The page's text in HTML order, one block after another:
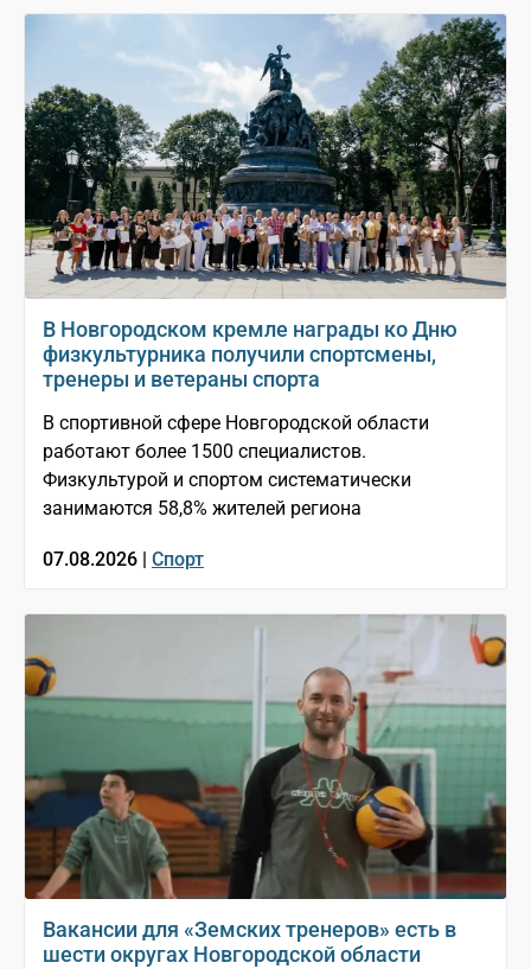
В Новгородском кремле награды ко Дню
физкультурника получили спортсмены,
тренеры и ветераны спорта
В спортивной сфере Новгородской области
работают более 1500 специалистов.
Физкультурой и спортом систематически
занимаются 58,8% жителей региона
07.08.2026 | Спорт
Вакансии для «Земских тренеров» есть в
шести округах Новгородской области